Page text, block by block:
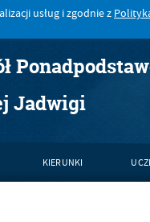
usług i zgodnie z
Jadwigi
KIERUNKI